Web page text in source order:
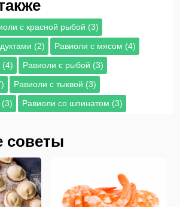
с красной рыбой (3)
(2)
Равиоли с мясом (4)
(4)
Равиоли с рыбой (3)
Равиоли с тыквой (3)
Равиоли со шпинатом (3)
советы